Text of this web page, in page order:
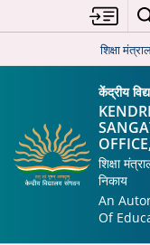
शिक्षा
केंद्रीय
शिक्षा
निकाय
An
Of